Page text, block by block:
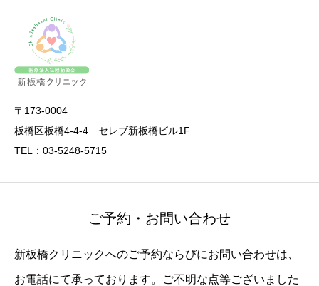
〒173-0004
板橋区板橋4-4-4 セレブ新板橋ビル1F
TEL：03-5248-5715
ご予約・お問い合わせ
新板橋クリニックへのご予約ならびにお問い合わせは、
お電話にて承っております。ご不明な点等ございました